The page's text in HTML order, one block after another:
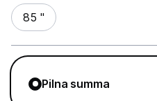
Viedierīces
Sadzīves tehnika
85 "
Pilna summa